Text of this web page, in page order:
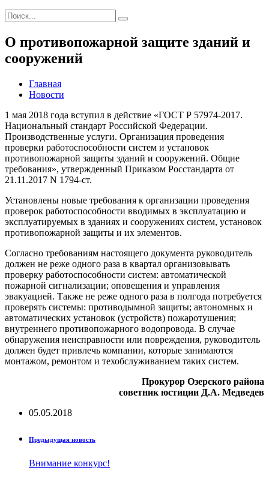
О противопожарной защите зданий и
сооружений
Главная
Новости
1 мая 2018 года вступил в действие «ГОСТ Р 57974-2017.
Национальный стандарт Российской Федерации.
Производственные услуги. Организация проведения
проверки работоспособности систем и установок
противопожарной защиты зданий и сооружений. Общие
требования», утвержденный Приказом Росстандарта от
21.11.2017 N 1794-ст.
Установлены новые требования к организации проведения
проверок работоспособности вводимых в эксплуатацию и
эксплуатируемых в зданиях и сооружениях систем, установок
противопожарной защиты и их элементов.
Согласно требованиям настоящего документа руководитель
должен не реже одного раза в квартал организовывать
проверку работоспособности систем: автоматической
пожарной сигнализации; оповещения и управления
эвакуацией. Также не реже одного раза в полгода потребуется
проверять системы: противодымной защиты; автономных и
автоматических установок (устройств) пожаротушения;
внутреннего противопожарного водопровода. В случае
обнаружения неисправности или повреждения, руководитель
должен будет привлечь компании, которые занимаются
монтажом, ремонтом и техобслуживанием таких систем.
Прокурор Озерского района
советник юстиции Д.А. Медведев
05.05.2018
Предыдущая новость
Внимание конкурс!